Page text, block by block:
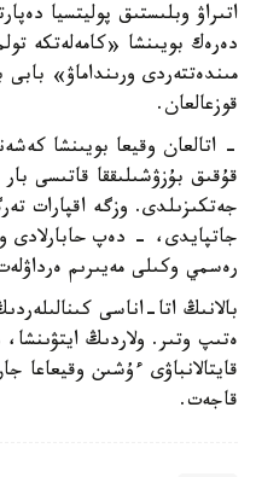
اتىراۋ وبلىستىق پوليتسيا
دەرەك بويىنشا «كامەلەتكە
مىندەتتەردى ورىنداماۋ»
قوزعالعان.
- اتالعان وقيعا بويىنشا
قۇقىق بۇزۋشىلىققا قاتىسى بار
جەتكىزىلدى. وزگە اقپارات
جاتپايدى، - دەپ حابارلادى
رەسمي وكىلى مەيىرىم
بالانىڭ اتا-اناسى
ەتىپ وتىر. ولاردىڭ
قايتالانباۋى ءۇشىن وقيعاعا
قاجەت.